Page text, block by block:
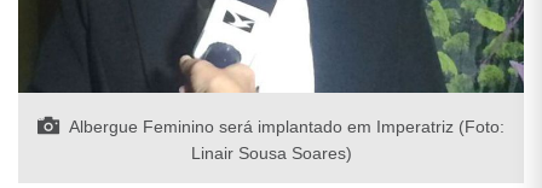
Albergue Feminino será implantado em Imperatriz (Foto:
Linair Sousa Soares)